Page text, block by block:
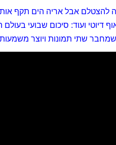
להצטלם אבל אריה הים תקף
שתי תמונות ויוצר